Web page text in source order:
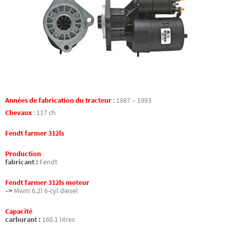
Années de fabrication du tracteur : 1987 – 1993
Chevaux : 117 ch
Fendt farmer 312ls
Production
fabricant : Fendt
Fendt farmer 312ls moteur
–> Mwm 6.2l 6-cyl diesel
Capacité
carburant : 160.1 litres